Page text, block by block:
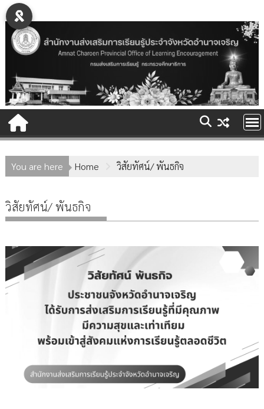
Skip
to
content
You are here Home วิสัยทัศน์/ พันธกิจ
วิสัยทัศน์/ พันธกิจ